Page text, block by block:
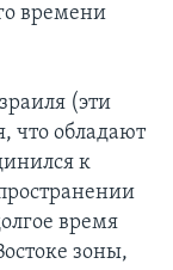
времени
(эти
что обладают
к
время
зоны,